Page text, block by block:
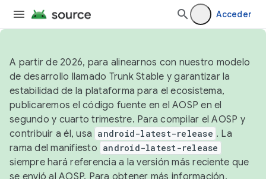
Acceder
A partir de 2026, para alinearnos con nuestro modelo
de desarrollo llamado Trunk Stable y garantizar la
estabilidad de la plataforma para el ecosistema,
publicaremos el código fuente en el AOSP en el
segundo y cuarto trimestre. Para compilar el AOSP y
contribuir a él, usa android-latest-release . La
rama del manifiesto android-latest-release
siempre hará referencia a la versión más reciente que
se envió al AOSP. Para obtener más información,